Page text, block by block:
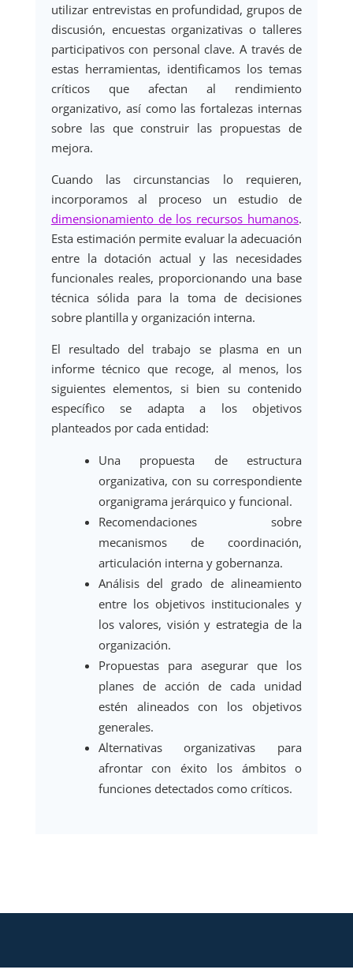
utilizar entrevistas en profundidad, grupos de
discusión, encuestas organizativas o talleres
participativos con personal clave. A través de
estas herramientas, identificamos los temas
críticos que afectan al rendimiento
organizativo, así como las fortalezas internas
sobre las que construir las propuestas de
mejora.
Cuando las circunstancias lo requieren,
incorporamos al proceso un estudio de
dimensionamiento de los recursos humanos.
Esta estimación permite evaluar la adecuación
entre la dotación actual y las necesidades
funcionales reales, proporcionando una base
técnica sólida para la toma de decisiones
sobre plantilla y organización interna.
El resultado del trabajo se plasma en un
informe técnico que recoge, al menos, los
siguientes elementos, si bien su contenido
específico se adapta a los objetivos
planteados por cada entidad:
Una propuesta de estructura
organizativa, con su correspondiente
organigrama jerárquico y funcional.
Recomendaciones sobre
mecanismos de coordinación,
articulación interna y gobernanza.
Análisis del grado de alineamiento
entre los objetivos institucionales y
los valores, visión y estrategia de la
organización.
Propuestas para asegurar que los
planes de acción de cada unidad
estén alineados con los objetivos
generales.
Alternativas organizativas para
afrontar con éxito los ámbitos o
funciones detectados como críticos.